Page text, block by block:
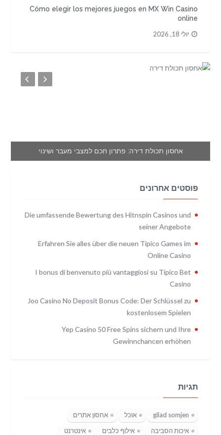
Cómo elegir los mejores juegos en MX Win Casino
online
יולי 18, 2026
אחסון תכולת דירה: פתרון חכם למצבי מעבר ושינוי
פוסטים אחרונים
Die umfassende Bewertung des Hitnspin Casinos und
seiner Angebote
Erfahren Sie alles über die neuen Tipico Games im
Online Casino
I bonus di benvenuto più vantaggiosi su Tipico Bet
Casino
Joo Casino No Deposit Bonus Code: Der Schlüssel zu
kostenlosem Spielen
Yep Casino 50 Free Spins sichern und Ihre
Gewinnchancen erhöhen
תגיות
gilad somjen אוכל
אחסון אתרים
איכות הסביבה
אילוף כלבים
אינטרנט